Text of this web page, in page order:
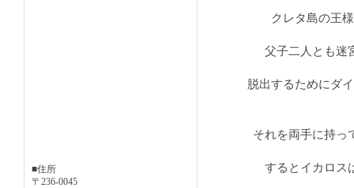
クレタ島の王
父子二人とも迷
脱出するためにダ
それを両手に持っ
するとイカロス
■住所
〒236-0045